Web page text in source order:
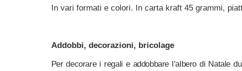
In vari formati e colori. In carta kraft 45 grammi,
Addobbi, decorazioni, bricolage
Per decorare i regali e addobbare l’albero di Natale